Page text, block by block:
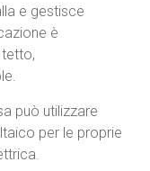
e gestisce
è
può utilizzare
per le proprie